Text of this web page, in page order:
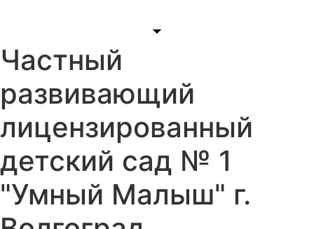
Частный
развивающий
лицензированный
детский сад № 1
"Умный Малыш" г.